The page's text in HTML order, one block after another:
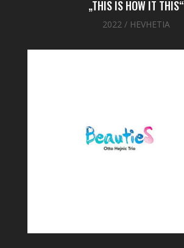
„THIS IS HOW IT THIS“
2022 / HEVHETIA